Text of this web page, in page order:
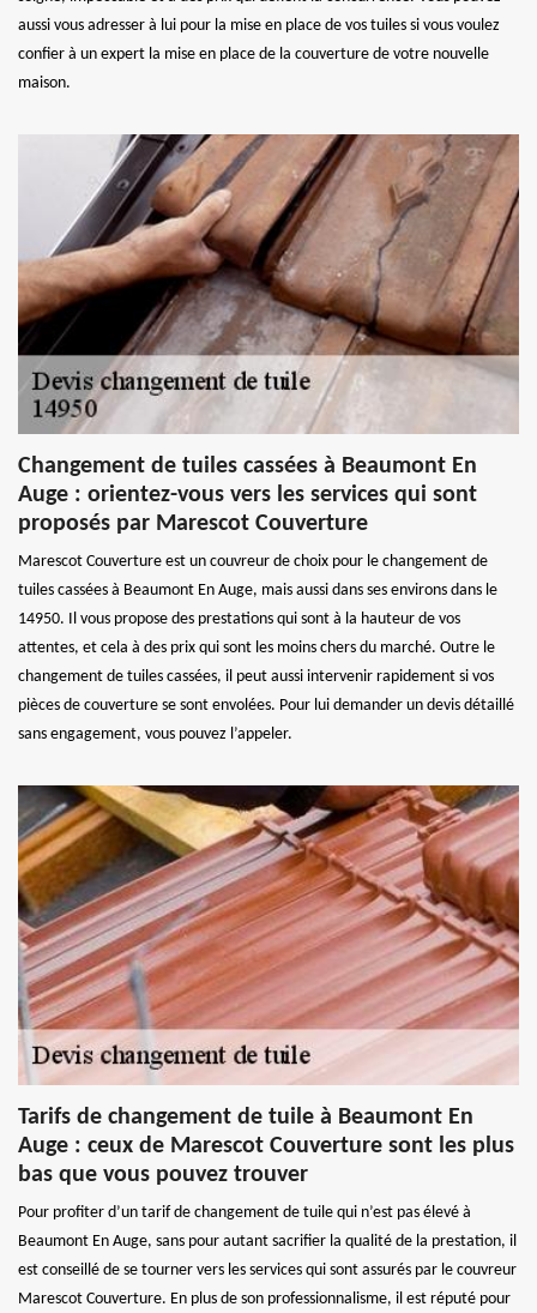
aussi vous adresser à lui pour la mise en place de vos tuiles si vous voulez
confier à un expert la mise en place de la couverture de votre nouvelle
maison.
Changement de tuiles cassées à Beaumont En
Auge : orientez-vous vers les services qui sont
proposés par Marescot Couverture
Marescot Couverture est un couvreur de choix pour le changement de
tuiles cassées à Beaumont En Auge, mais aussi dans ses environs dans le
14950. Il vous propose des prestations qui sont à la hauteur de vos
attentes, et cela à des prix qui sont les moins chers du marché. Outre le
changement de tuiles cassées, il peut aussi intervenir rapidement si vos
pièces de couverture se sont envolées. Pour lui demander un devis détaillé
sans engagement, vous pouvez l’appeler.
Tarifs de changement de tuile à Beaumont En
Auge : ceux de Marescot Couverture sont les plus
bas que vous pouvez trouver
Pour profiter d’un tarif de changement de tuile qui n’est pas élevé à
Beaumont En Auge, sans pour autant sacrifier la qualité de la prestation, il
est conseillé de se tourner vers les services qui sont assurés par le couvreur
Marescot Couverture. En plus de son professionnalisme, il est réputé pour